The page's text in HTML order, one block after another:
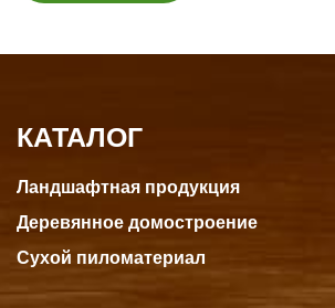
КАТАЛОГ
Ландшафтная продукция
Деревянное домостроение
Сухой пиломатериал